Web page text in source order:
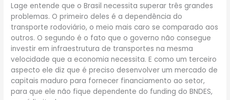
Lage entende que o Brasil necessita superar três grandes
problemas. O primeiro deles é a dependência do
transporte rodoviário, o meio mais caro se comparado aos
outros. O segundo é o fato que o governo não consegue
investir em infraestrutura de transportes na mesma
velocidade que a economia necessita. E como um terceiro
aspecto ele diz que é preciso desenvolver um mercado de
capitais maduro para fornecer financiamento ao setor,
para que ele não fique dependente do funding do BNDES,